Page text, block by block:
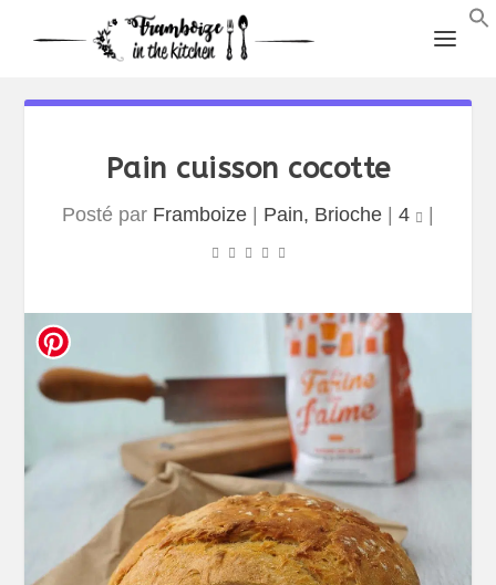
Pain cuisson cocotte
Posté par Framboize Pain, Brioche 4